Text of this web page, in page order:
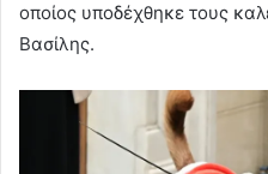
οποίος υποδέχθηκε τους
Βασίλης.